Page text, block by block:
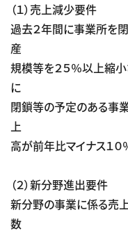
（１）売上減少要件
過去２年間に事業所を
産
規模等を２５％以上縮
に
閉鎖等の予定のある事
上
高が前年比マイナス１
（２）新分野進出要件
新分野の事業に係る売
数